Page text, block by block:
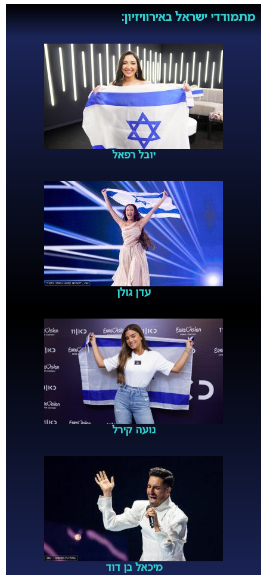
מתמודדי ישראל באירוויזיון:
יובל רפאל
עדן גולן
נועה קירל
מיכאל בן דוד